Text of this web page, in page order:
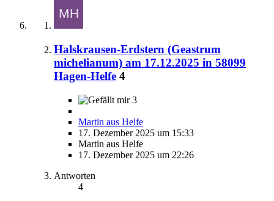
Halskrausen-Erdstern (Geastrum
michelianum) am 17.12.2025 in 58099
Hagen-Helfe 4
3
Martin aus Helfe
17. Dezember 2025 um 15:33
Martin aus Helfe
17. Dezember 2025 um 22:26
Antworten
4